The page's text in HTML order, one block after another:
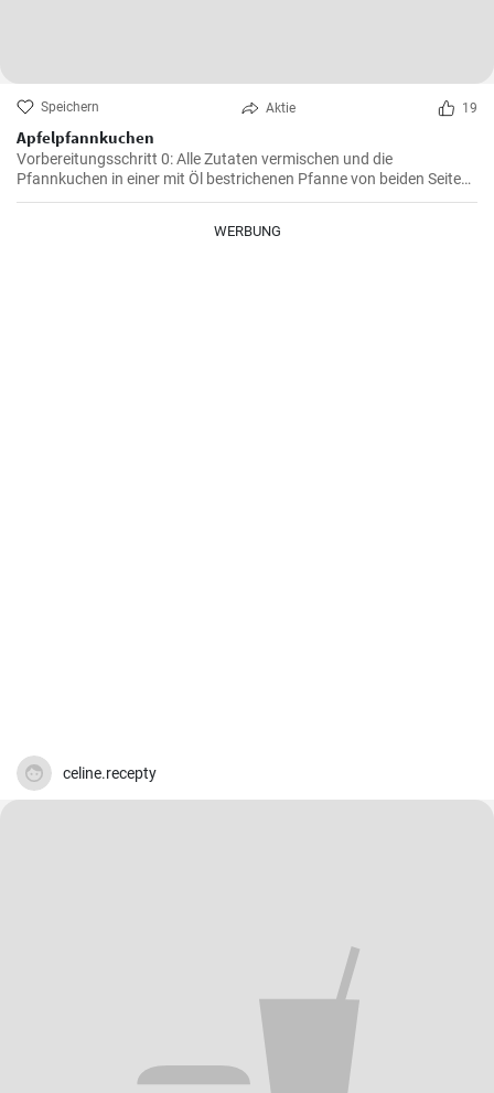
Speichern Aktie 19
Apfelpfannkuchen
Vorbereitungsschritt 0: Alle Zutaten vermischen und die
Pfannkuchen in einer mit Öl bestrichenen Pfanne von beiden Seiten
braten.
WERBUNG
celine.recepty